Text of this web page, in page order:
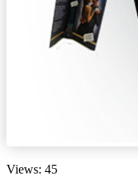
Views: 45